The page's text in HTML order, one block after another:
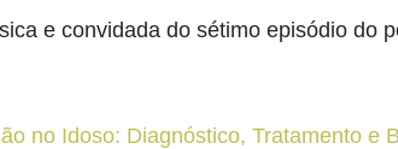
e convidada do sétimo episódio do
no Idoso: Diagnóstico, Tratamento e